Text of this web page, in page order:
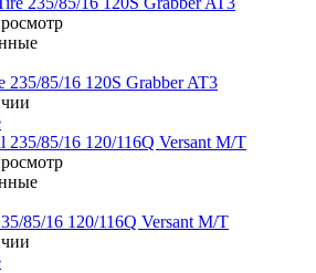
235/85/16 120S Grabber AT3
85/16 120/116Q Versant M/T